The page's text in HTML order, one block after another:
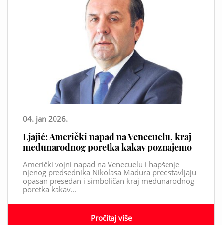
04. jan 2026.
Ljajić: Američki napad na Venecuelu, kraj
međunarodnog poretka kakav poznajemo
Američki vojni napad na Venecuelu i hapšenje
njenog predsednika Nikolasa Madura predstavljaju
opasan presedan i simboličan kraj međunarodnog
poretka kakav...
Pročitaj više